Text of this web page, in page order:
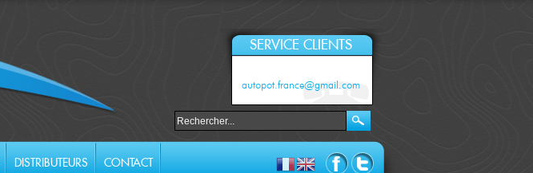
SERVICE CLIENTS
autopot.france@gmail.com
DISTRIBUTEURS CONTACT